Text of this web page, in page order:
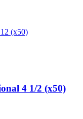
4 1/2 (x50)